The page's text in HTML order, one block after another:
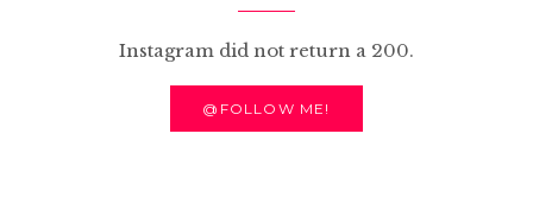
Instagram did not return a 200.
@FOLLOW ME!